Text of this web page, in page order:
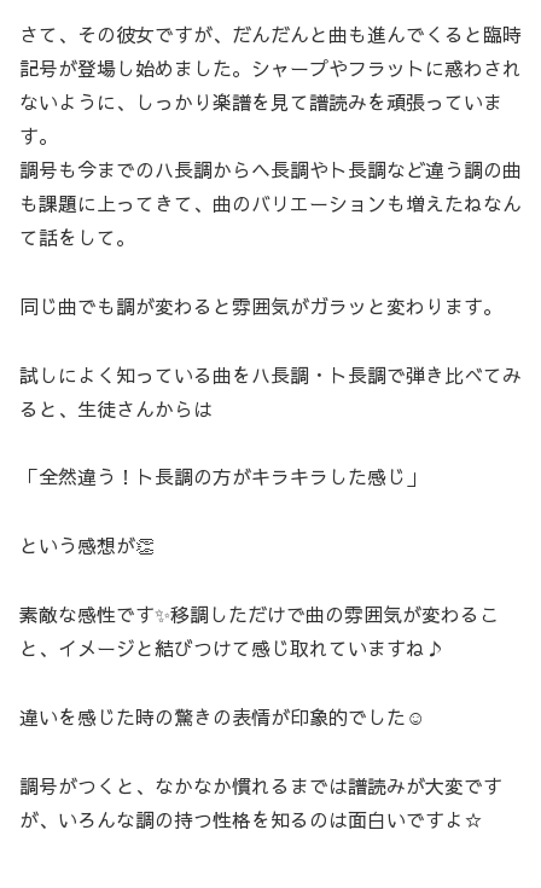
さて、その彼女ですが、だんだんと曲も進んでくると臨時
記号が登場し始めました。シャープやフラットに惑わされ
ないように、しっかり楽譜を見て譜読みを頑張っていま
す。
調号も今までのハ長調からヘ長調やト長調など違う調の曲
も課題に上ってきて、曲のバリエーションも増えたねなん
て話をして。
同じ曲でも調が変わると雰囲気がガラッと変わります。
試しによく知っている曲をハ長調・ト長調で弾き比べてみ
ると、生徒さんからは
「全然違う！ト長調の方がキラキラした感じ」
という感想が👏
素敵な感性です✨移調しただけで曲の雰囲気が変わるこ
と、イメージと結びつけて感じ取れていますね♪
違いを感じた時の驚きの表情が印象的でした☺️
調号がつくと、なかなか慣れるまでは譜読みが大変です
が、いろんな調の持つ性格を知るのは面白いですよ☆